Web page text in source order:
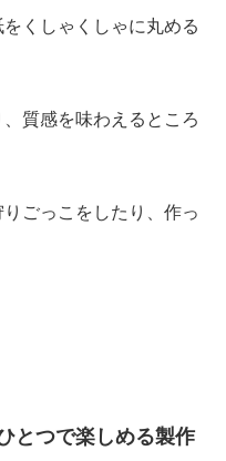
くしゃくしゃに丸める
質感を味わえるところ
ごっこをしたり、作っ
とつで楽しめる製作